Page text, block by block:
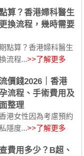
算？香港婦科醫生
換流程，幾時需要
算？香港婦科醫生
流程...>>了解更多
價錢2026｜香港
流程、手術費用及
整理
港女性因為考慮預約
隱度...>>了解更多
費用多少？B超、